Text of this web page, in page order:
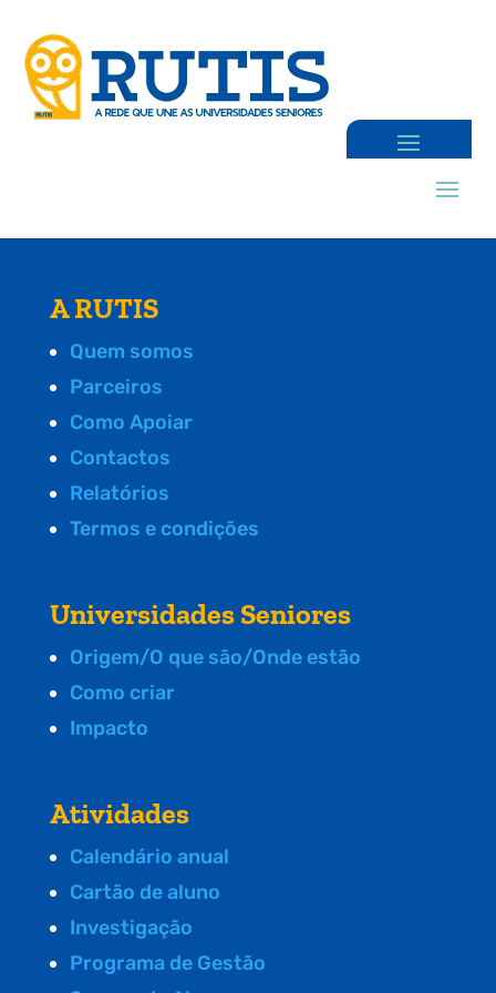
A RUTIS
Quem somos
Parceiros
Como Apoiar
Contactos
Relatórios
Termos e condições
Universidades Seniores
Origem/O que são/Onde estão
Como criar
Impacto
Atividades
Calendário anual
Cartão de aluno
Investigação
Programa de Gestão